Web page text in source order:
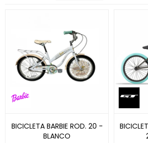
BICICLETA BARBIE ROD. 20 -
BLANCO